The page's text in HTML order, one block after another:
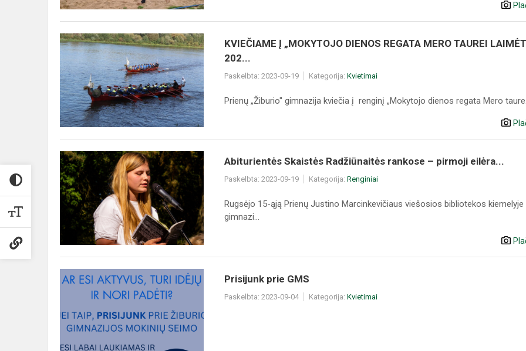
KVIEČIAME
„MOKYTOJO
DIENOS
REGATA
MERO
TAUREI
LAIMĖTI
202...
KVIEČIAME Į „MOKYTOJO DIENOS REGATA MERO TAUREI
202...
Paskelbta: 2023-09-19 Kategorija: Kvietimai
Prienų „Žiburio" gimnazija kviečia į renginį „Mokytojo dienos regata Mero
Abiturientės
Skaistės
Radžiūnaitės
rankose
pirmoji
eilėra...
Abiturientės Skaistės Radžiūnaitės rankose – pirmoji eilėra...
Paskelbta: 2023-09-19 Kategorija: Renginiai
Rugsėjo 15-ąją Prienų Justino Marcinkevičiaus viešosios bibliotekos kiemelyje
gimnazi...
Prisijunk
Prisijunk prie GMS
Paskelbta: 2023-09-04 Kategorija: Kvietimai